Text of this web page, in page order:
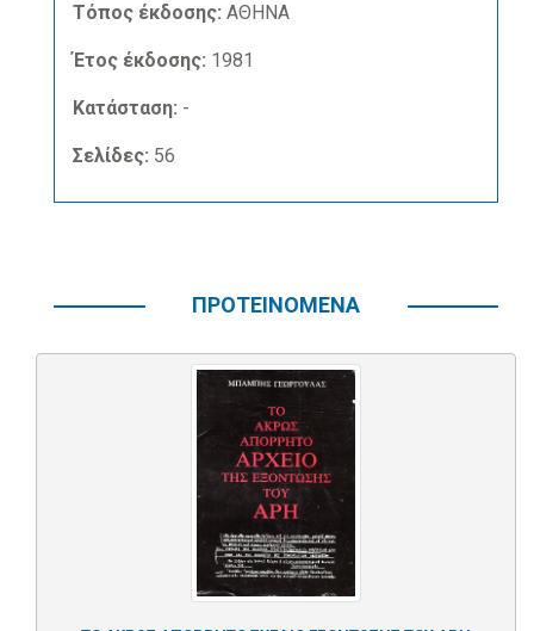
Τόπος έκδοσης: ΑΘΗΝΑ
Έτος έκδοσης: 1981
Κατάσταση: -
Σελίδες: 56
ΠΡΟΤΕΙΝΟΜΕΝΑ